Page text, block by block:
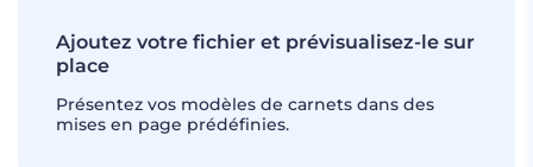
Ajoutez votre fichier et prévisualisez-le sur
place
Présentez vos modèles de carnets dans des
mises en page prédéfinies.